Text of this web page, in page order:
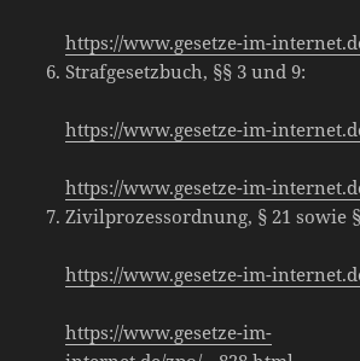
https://www.gesetze-im-
Strafgesetzbuch, §§ 3 und 9:
https://www.gesetze-im-
https://www.gesetze-im-
Zivilprozessordnung, § 21 sowie
https://www.gesetze-im-
https://www.gesetze-im-